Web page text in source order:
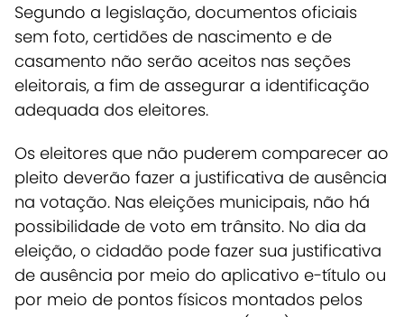
Segundo a legislação, documentos oficiais
sem foto, certidões de nascimento e de
casamento não serão aceitos nas seções
eleitorais, a fim de assegurar a identificação
adequada dos eleitores.
Os eleitores que não puderem comparecer ao
pleito deverão fazer a justificativa de ausência
na votação. Nas eleições municipais, não há
possibilidade de voto em trânsito. No dia da
eleição, o cidadão pode fazer sua justificativa
de ausência por meio do aplicativo e-título ou
por meio de pontos físicos montados pelos